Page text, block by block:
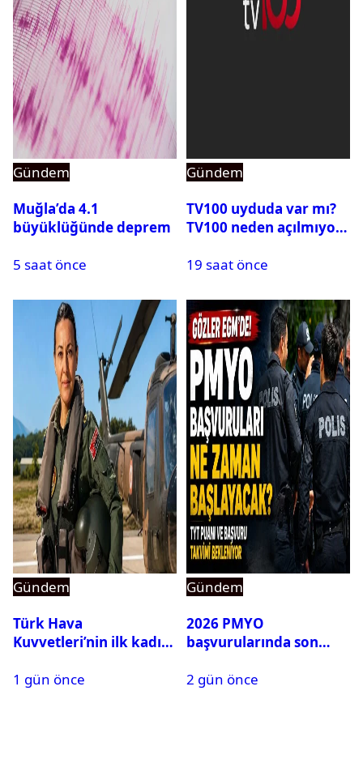
Gündem
Muğla’da 4.1
büyüklüğünde deprem
5 saat önce
Gündem
TV100 uyduda var mı?
TV100 neden açılmıyor?
19 saat önce
Gündem
Türk Hava
Kuvvetleri’nin ilk kadın
Karapınar hakkında
1 gün önce
Gündem
2026 PMYO
başvurularında son
2 gün önce